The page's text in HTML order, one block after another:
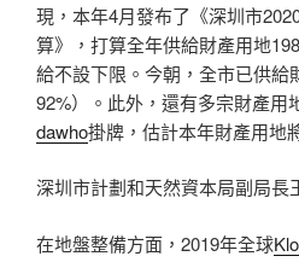
現，本年4月發布了《深圳市
算》，打算全年供給財產用地
給不設下限。今朝，全市已供給
92%）。此外，還有多宗財產用
dawho掛牌，估計本年財產用地
深圳市計劃和天然資本局副局長
在地盤整備方面，2019年全球